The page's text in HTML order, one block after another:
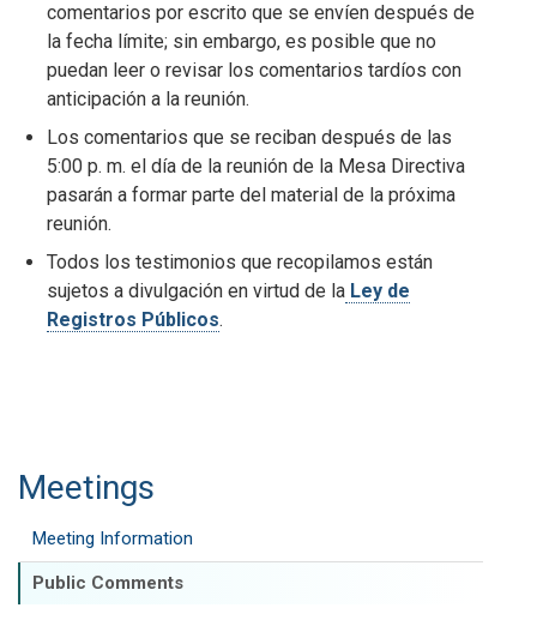
Meetings
Meeting Information
Public Comments
comentarios por escrito que se envíen después de
la fecha límite; sin embargo, es posible que no
puedan leer o revisar los comentarios tardíos con
anticipación a la reunión.
Los comentarios que se reciban después de las
5:00 p. m. el día de la reunión de la Mesa Directiva
pasarán a formar parte del material de la próxima
reunión.
Todos los testimonios que recopilamos están
sujetos a divulgación en virtud de la Ley de
Registros Públicos.